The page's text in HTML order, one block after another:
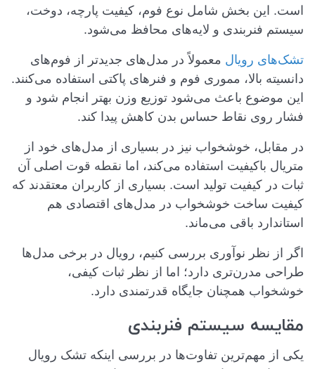
است. این بخش شامل نوع فوم، کیفیت پارچه، دوخت،
سیستم فنربندی و لایه‌های محافظ می‌شود.
تشک‌های رویال معمولاً در مدل‌های جدیدتر از فوم‌های
دانسیته بالا، مموری فوم و فنرهای پاکتی استفاده می‌کنند.
این موضوع باعث می‌شود توزیع وزن بهتر انجام شود و
فشار روی نقاط حساس بدن کاهش پیدا کند.
در مقابل، خوشخواب نیز در بسیاری از مدل‌های خود از
متریال باکیفیت استفاده می‌کند، اما نقطه قوت اصلی آن
ثبات در کیفیت تولید است. بسیاری از کاربران معتقدند که
کیفیت ساخت خوشخواب در مدل‌های اقتصادی هم
استاندارد باقی می‌ماند.
اگر از نظر نوآوری بررسی کنیم، رویال در برخی مدل‌ها
طراحی مدرن‌تری دارد؛ اما از نظر ثبات کیفی،
خوشخواب همچنان جایگاه قدرتمندی دارد.
مقایسه سیستم فنربندی
یکی از مهم‌ترین تفاوت‌ها در بررسی اینکه تشک رویال